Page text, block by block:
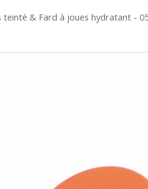
teinté & Fard à joues hydratant -